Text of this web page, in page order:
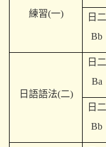
練習(一)
日二
Bb
日語語法(二)
日二
Ba
日二
Bb